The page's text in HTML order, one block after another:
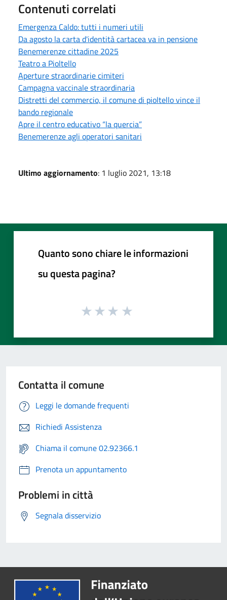
Contenuti correlati
Emergenza Caldo: tutti i numeri utili
Da agosto la carta d'identità cartacea va in pensione
Benemerenze cittadine 2025
Teatro a Pioltello
Aperture straordinarie cimiteri
Campagna vaccinale straordinaria
Distretti del commercio, il comune di pioltello vince il
bando regionale
Apre il centro educativo “la quercia”
Benemerenze agli operatori sanitari
Ultimo aggiornamento: 1 luglio 2021, 13:18
Quanto sono chiare le informazioni
su questa pagina?
Contatta il comune
Leggi le domande frequenti
Richiedi Assistenza
Chiama il comune 02.92366.1
Prenota un appuntamento
Problemi in città
Segnala disservizio